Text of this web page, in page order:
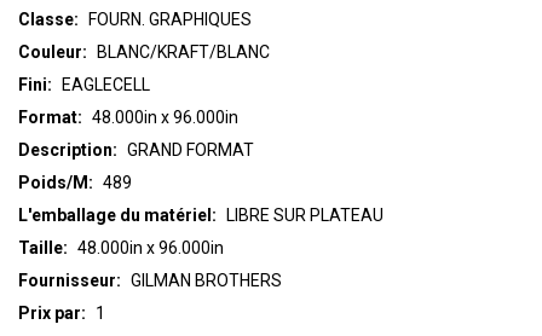
Classe:
FOURN. GRAPHIQUES
Couleur:
BLANC/KRAFT/BLANC
Description: GRAND FORMAT
Fini: EAGLECELL
Fournisseur: GILMAN BROTHERS
L'emballage du matériel: LIBRE SUR PLATEAU
Poids/M: 489
Taille: 48.000in x 96.000in
Prix par:
1
Format: 48.000in x 96.000in